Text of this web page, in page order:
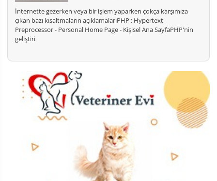
İnternette gezerken veya bir işlem yaparken çokça karşımıza
çıkan bazı kısaltmaların açıklamalarıPHP : Hypertext
Preprocessor - Personal Home Page - Kişisel Ana SayfaPHP'nin
geliştiri